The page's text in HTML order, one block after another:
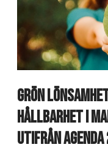
Grön
hållbarhet i
utifrån Agenda